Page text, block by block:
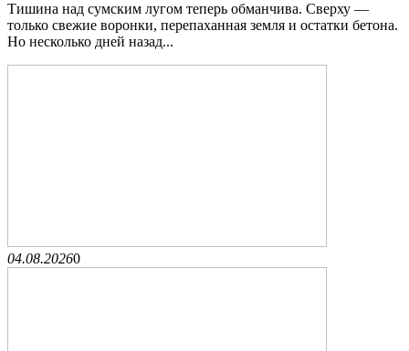
Тишина над сумским лугом теперь обманчива. Сверху —
только свежие воронки, перепаханная земля и остатки бетона.
Но несколько дней назад...
04.08.20260